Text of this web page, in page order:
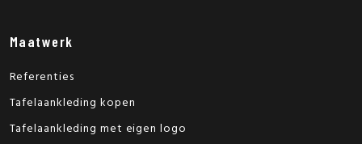
Maatwerk
Referenties
Tafelaankleding kopen
Tafelaankleding met eigen logo